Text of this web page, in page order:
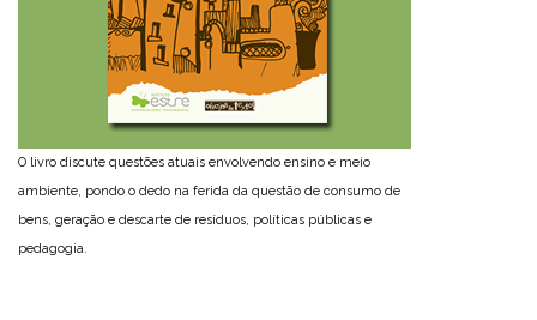
O livro discute questões atuais envolvendo ensino e meio
ambiente, pondo o dedo na ferida da questão de consumo de
bens, geração e descarte de resíduos, políticas públicas e
pedagogia.